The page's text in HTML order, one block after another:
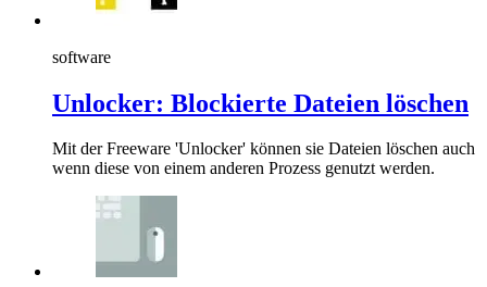
software
Unlocker: Blockierte Dateien löschen
Mit der Freeware 'Unlocker' können sie Dateien löschen auch
wenn diese von einem anderen Prozess genutzt werden.